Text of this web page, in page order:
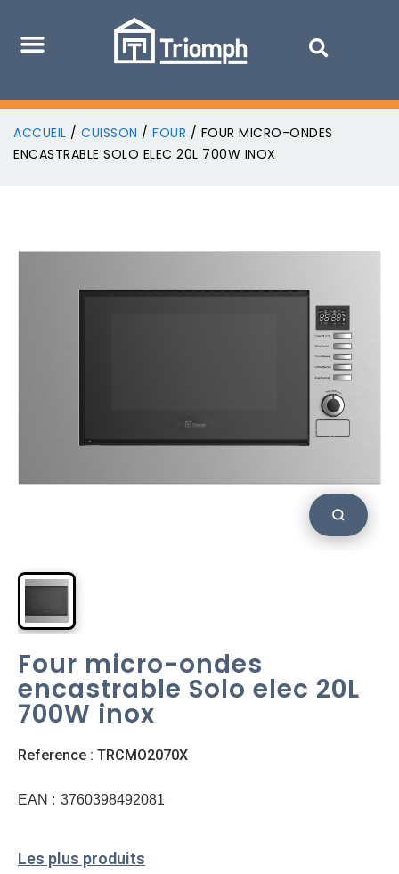
ACCUEIL / CUISSON / FOUR / FOUR MICRO-ONDES
ENCASTRABLE SOLO ELEC 20L 700W INOX
Four micro-ondes
encastrable Solo elec 20L
700W inox
Reference : TRCMO2070X
EAN : 3760398492081
Les plus produits